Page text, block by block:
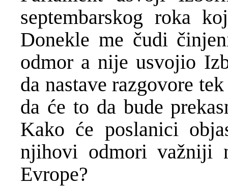
septembarskog roka
Donekle me čudi
odmor a nije usvojio
da nastave razgovore
da će to da bude
Kako će poslanici
njihovi odmori važniji
Evrope?